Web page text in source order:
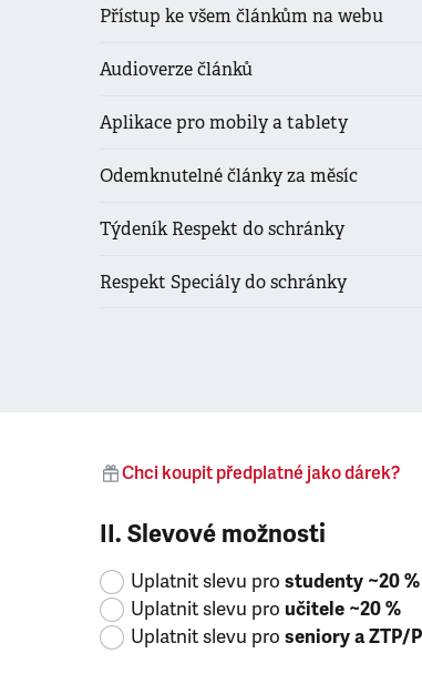
Přístup ke všem článkům na webu
Audioverze článků
Aplikace pro mobily a tablety
Odemknutelné články za měsíc
Týdeník Respekt do schránky
Respekt Speciály do schránky
Chci koupit předplatné jako dárek?
II. Slevové možnosti
Uplatnit slevu pro studenty ~20 %
Uplatnit slevu pro učitele ~20 %
Uplatnit slevu pro seniory a ZTP/